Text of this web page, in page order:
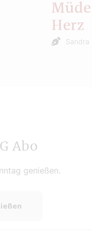
Herz
Sandra
Abo
genießen.